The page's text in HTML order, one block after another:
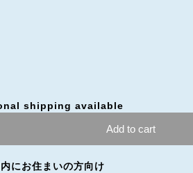
shipping available
Add to cart
にお住まいの方向け